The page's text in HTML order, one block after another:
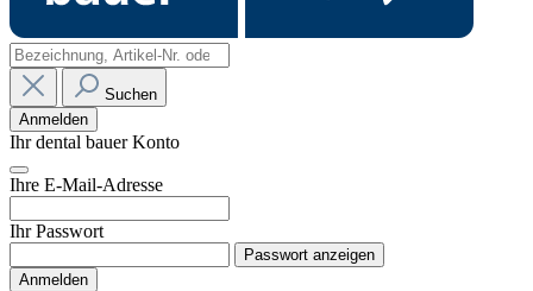
Suchen
Anmelden
Ihr dental bauer Konto
Ihre E-Mail-Adresse
Ihr Passwort
Passwort anzeigen
Anmelden